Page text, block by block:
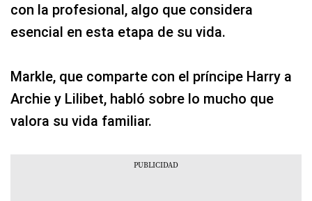
con la profesional, algo que considera
esencial en esta etapa de su vida.
Markle, que comparte con el príncipe Harry a
Archie y Lilibet, habló sobre lo mucho que
valora su vida familiar.